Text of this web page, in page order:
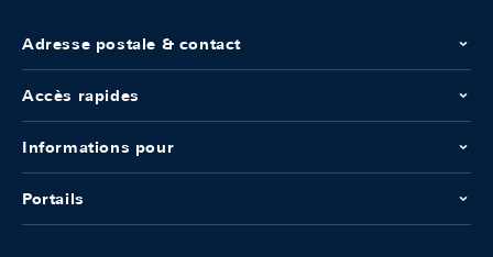
Adresse postale & contact
Accès rapides
Informations pour
Portails